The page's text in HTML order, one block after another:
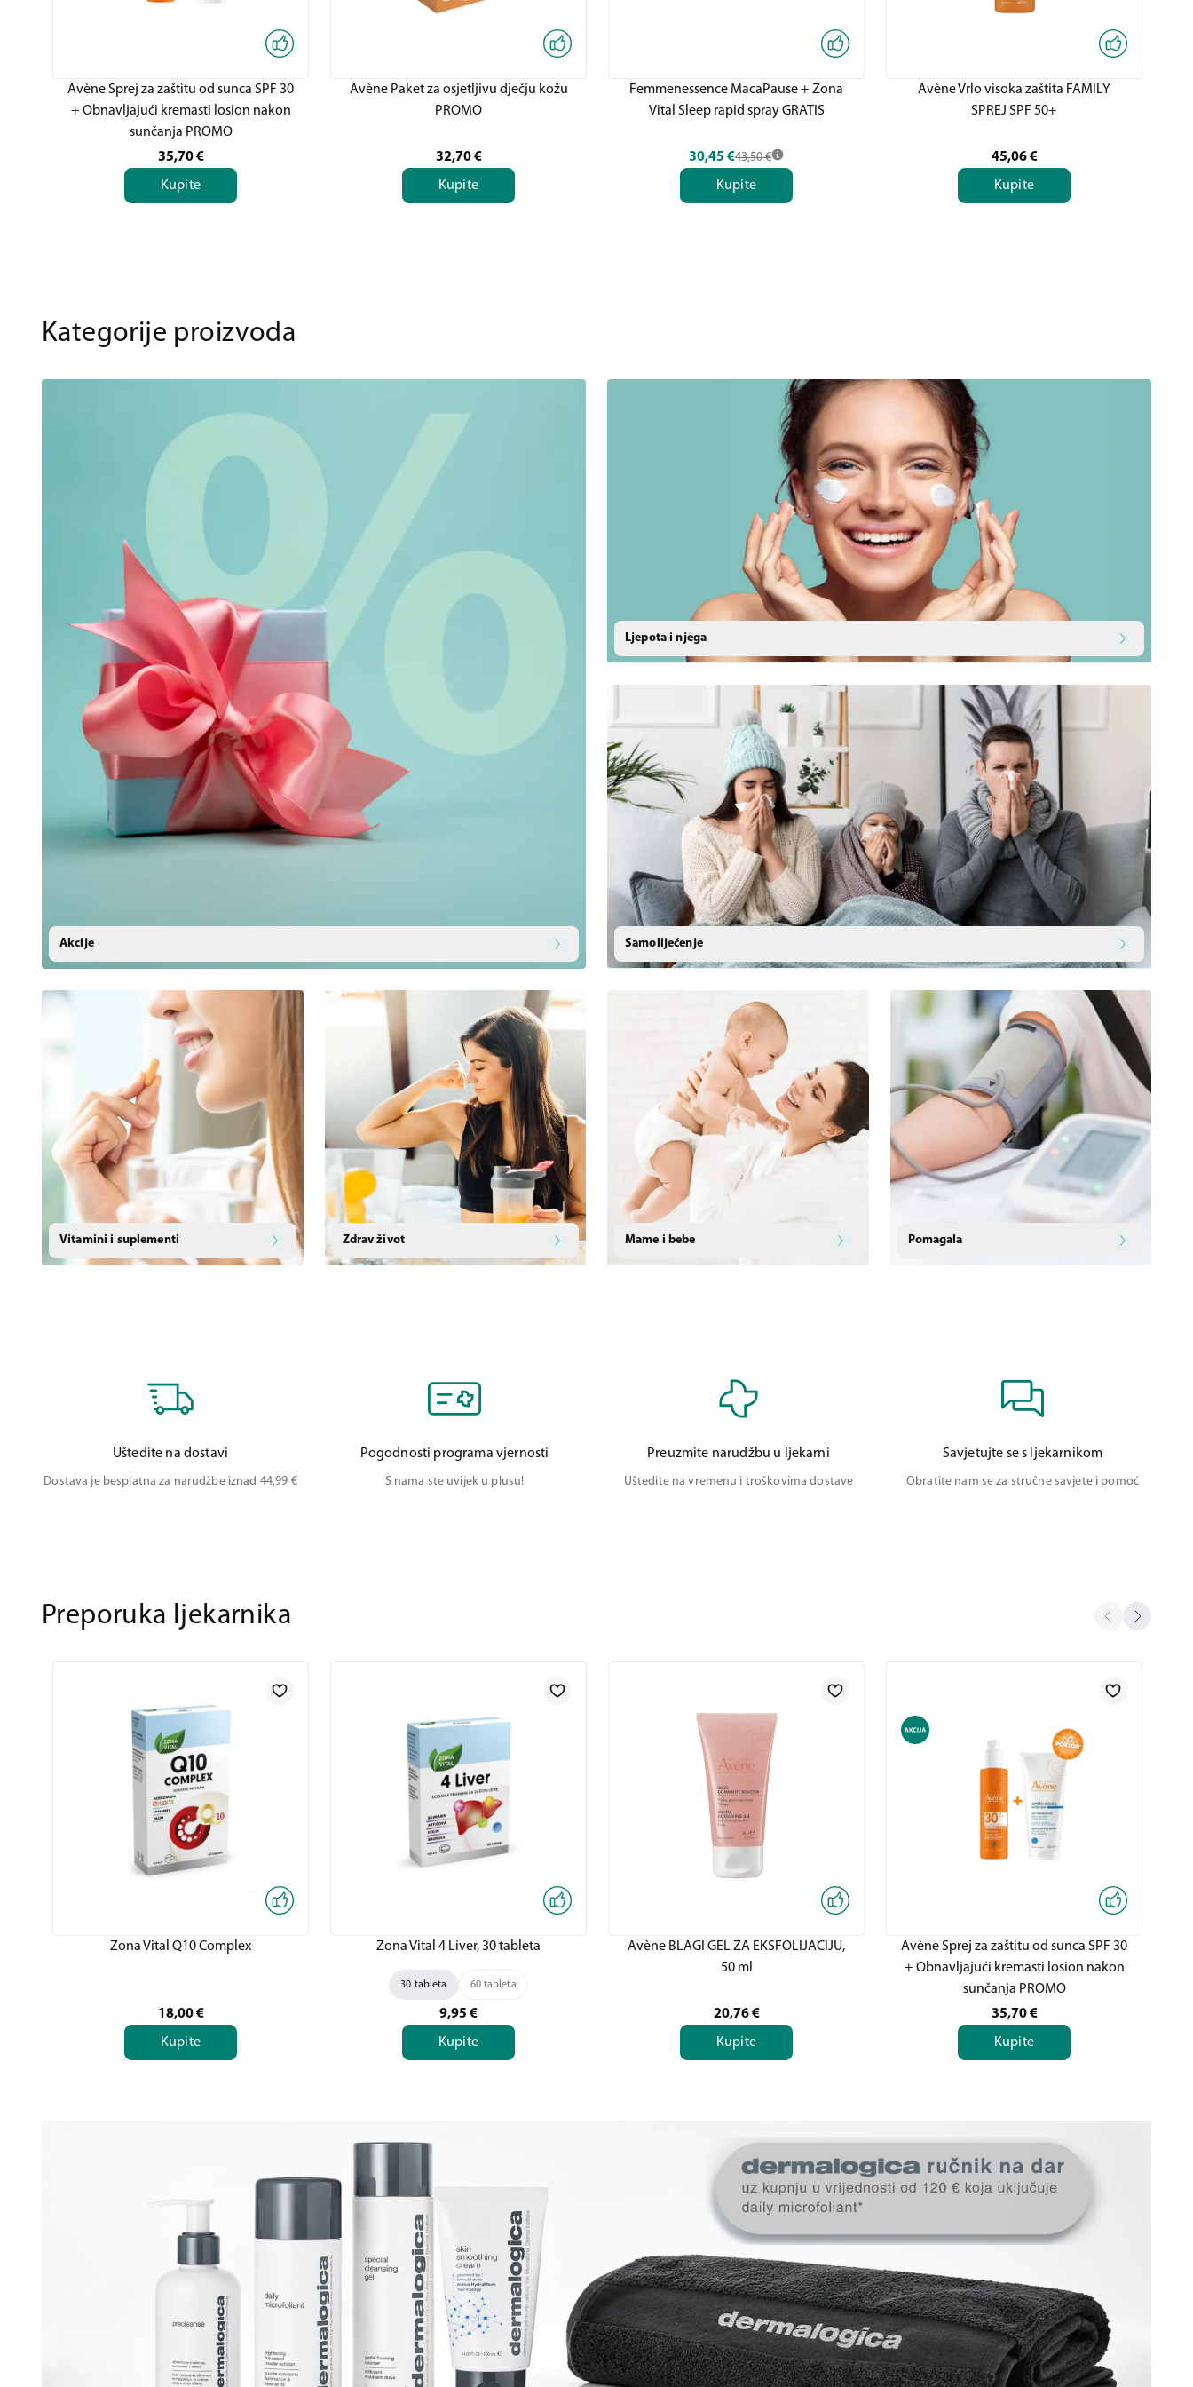
Avène Sprej za zaštitu od sunca SPF 30
+ Obnavljajući kremasti losion nakon
sunčanja PROMO
35,70 €
Kupite
Avène Paket za osjetljivu dječju kožu
PROMO
32,70 €
Kupite
Femmenessence MacaPause + Zona
Vital Sleep rapid spray GRATIS
30,45 €43,50 €
Kupite
Avène Vrlo visoka zaštita FAMILY
SPREJ SPF 50+
45,06 €
Kupite
Kategorije proizvoda
Akcije
Ljepota i njega
Samoliječenje
Vitamini i suplementi Zdrav život Mame i bebe Pomagala
Uštedite na dostavi
Dostava je besplatna za narudžbe iznad 44,99 €
Pogodnosti programa vjernosti
S nama ste uvijek u plusu!
Preuzmite narudžbu u ljekarni
Uštedite na vremenu i troškovima dostave
Savjetujte se s ljekarnikom
Obratite nam se za stručne savjete i pomoć
Preporuka ljekarnika
Zona Vital Q10 Complex
18,00 €
Kupite
Zona Vital 4 Liver, 30 tableta
30 tableta 60 tableta
9,95 €
Kupite
Avène BLAGI GEL ZA EKSFOLIJACIJU,
50 ml
20,76 €
Kupite
Avène Sprej za zaštitu od sunca SPF 30
+ Obnavljajući kremasti losion nakon
sunčanja PROMO
35,70 €
Kupite